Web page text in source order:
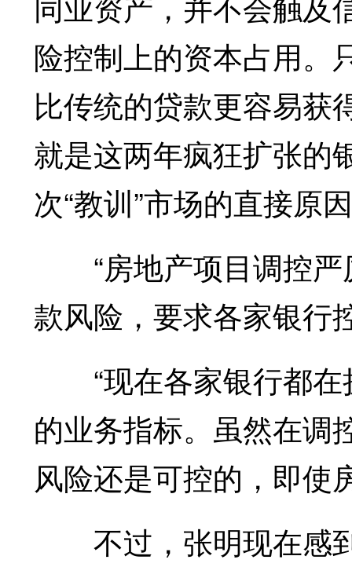
险控制上的资本占用。
比传统的贷款更容易获
就是这两年疯狂扩张的
次“教训”市场的直接原
“房地产项目调控严
款风险，要求各家银行
“现在各家银行都在
的业务指标。虽然在调
风险还是可控的，即使
不过，张明现在感